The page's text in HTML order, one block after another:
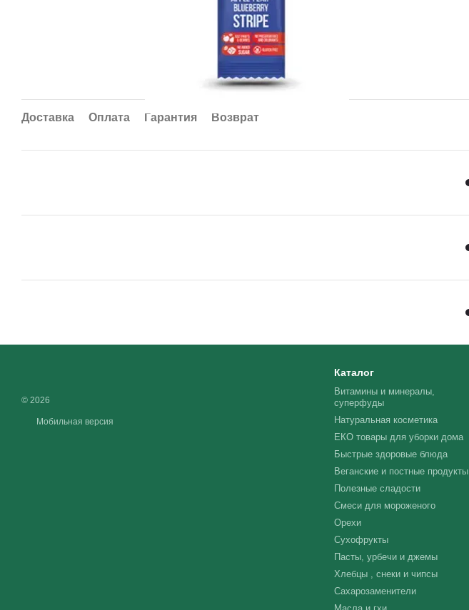
Доставка Оплата Гарантия Возврат
© 2026
Мобильная версия
Каталог
Витамины и минералы,
суперфуды
Натуральная косметика
ЕКО товары для уборки дома
Быстрые здоровые блюда
Веганские и постные продукты
Полезные сладости
Смеси для мороженого
Орехи
Сухофрукты
Пасты, урбечи и джемы
Хлебцы , снеки и чипсы
Сахарозаменители